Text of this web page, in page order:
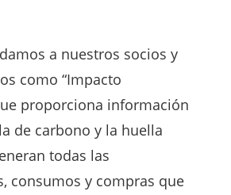
a nuestros socios y
como “Impacto
proporciona información
de carbono y la huella
todas las
consumos y compras que